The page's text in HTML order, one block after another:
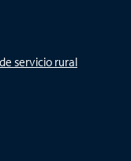
servicio rural